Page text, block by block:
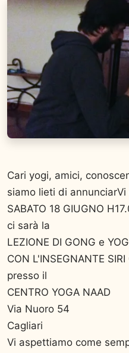
Cari yogi, amici,
siamo lieti di annunciarVi
SABATO 18 GIUGNO
ci sarà la
LEZIONE DI GONG e
CON L'INSEGNANTE
presso il
CENTRO YOGA NAAD
Via Nuoro 54
Cagliari
Vi aspettiamo come